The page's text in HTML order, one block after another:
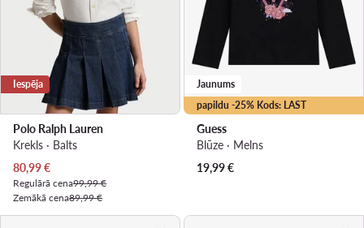
Iespēja
Polo Ralph Lauren
Krekls · Balts
Pašreizējā cena
80,99€
Regulārā cena99,99 €
Zemākā cena89,99 €
papildu -25% Kods: LAST
Jaunums
Guess
Blūze · Melns
19,99€